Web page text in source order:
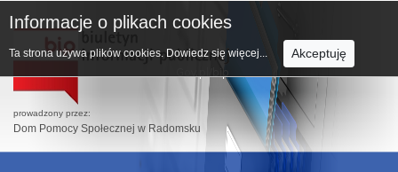
prowadzony przez:
Dom Pomocy Społecznej w Radomsku
Informacje o plikach cookies
Ta strona używa plików cookies. Dowiedz się więcej... Akceptuję